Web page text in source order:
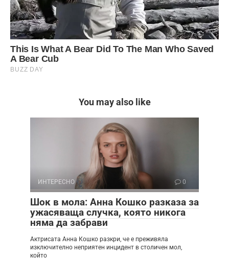
You may also like
ИНТЕРЕСНО 0
Шок в мола: Анна Кошко разказа за
ужасяваща случка, която никога
няма да забрави
Актрисата Анна Кошко разкри, че е преживяла
изключително неприятен инцидент в столичен мол,
който